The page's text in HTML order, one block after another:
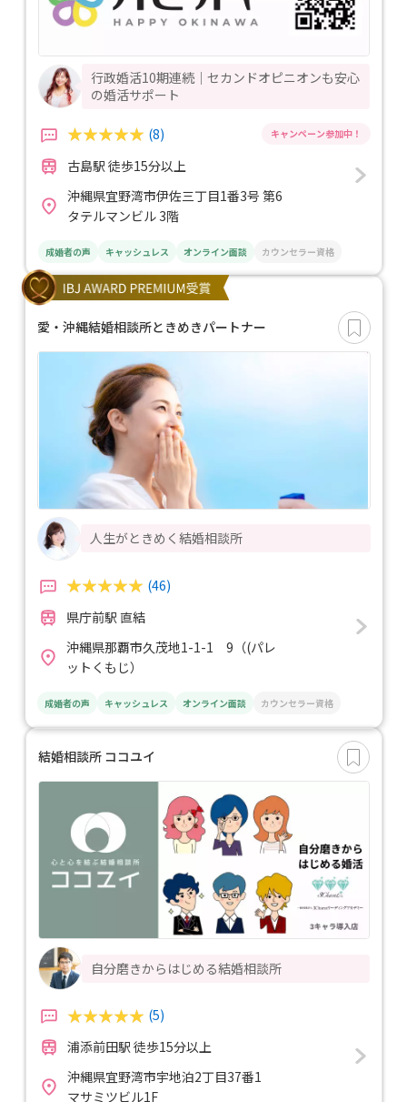
行政婚活10期連続｜セカンドオピニオンも安心
の婚活サポート
(8)
古島駅 徒歩15分以上
沖縄県宜野湾市伊佐三丁目1番3号 第6
タテルマンビル 3階
成婚者の声 キャッシュレス オンライン面談 カウンセラー資格
愛・沖縄結婚相談所ときめきパートナー
人生がときめく結婚相談所
(46)
県庁前駅 直結
沖縄県那覇市久茂地1-1-1 9（(パレ
ットくもじ）
成婚者の声 キャッシュレス オンライン面談 カウンセラー資格
結婚相談所 ココユイ
自分磨きからはじめる結婚相談所
(5)
浦添前田駅 徒歩15分以上
沖縄県宜野湾市宇地泊2丁目37番1
マサミツビル1F